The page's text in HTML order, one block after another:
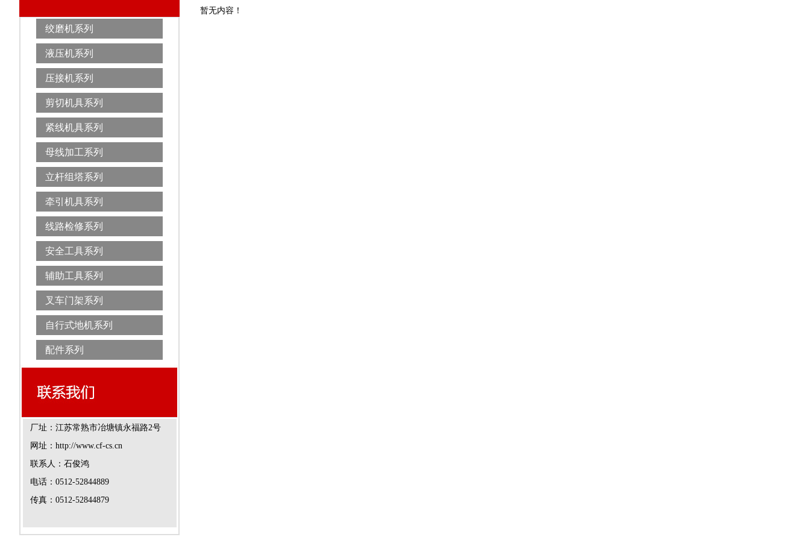
绞磨机系列
液压机系列
压接机系列
剪切机具系列
紧线机具系列
母线加工系列
立杆组塔系列
牵引机具系列
线路检修系列
安全工具系列
辅助工具系列
叉车门架系列
自行式地机系列
配件系列
厂址：江苏常熟市冶塘镇永福路2号
网址：http://www.cf-cs.cn
联系人：石俊鸿
电话：0512-52844889
传真：0512-52844879
暂无内容！